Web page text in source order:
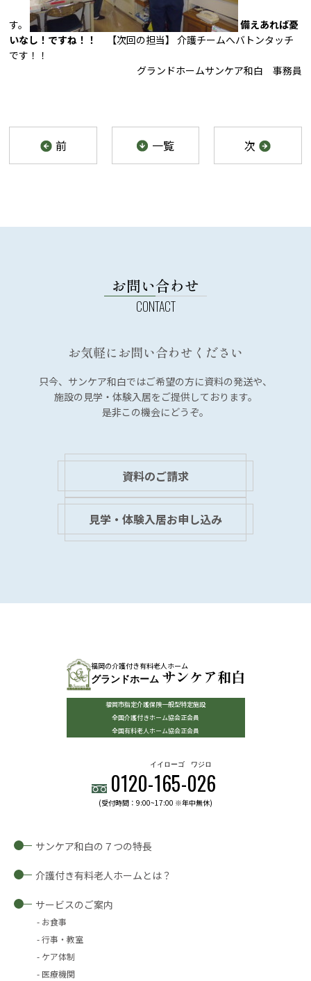
す。
備えあれば憂
いなし！ですね！！
【次回の担当】 介護チームへバトンタッチ
です！！
グランドホームサンケア和白 事務員
前 一覧 次
お問い合わせ
お気軽にお問い合わせください
只今、サンケア和白ではご希望の方に資料の発送や、
施設の見学・体験入居をご提供しております。
是非この機会にどうぞ。
資料のご請求
見学・体験入居お申し込み
福岡の介護付き有料老人ホーム
グランドホーム サンケア和白
福岡市指定介護保険一般型特定施設
全国介護付きホーム協会正会員
全国有料老人ホーム協会正会員
0120-165
イイローゴ
-026
ワジロ
(受付時間：9:00~17:00 ※年中無休)
サンケア和白の７つの特長
介護付き有料老人ホームとは？
サービスのご案内
お食事
行事・教室
ケア体制
医療機関